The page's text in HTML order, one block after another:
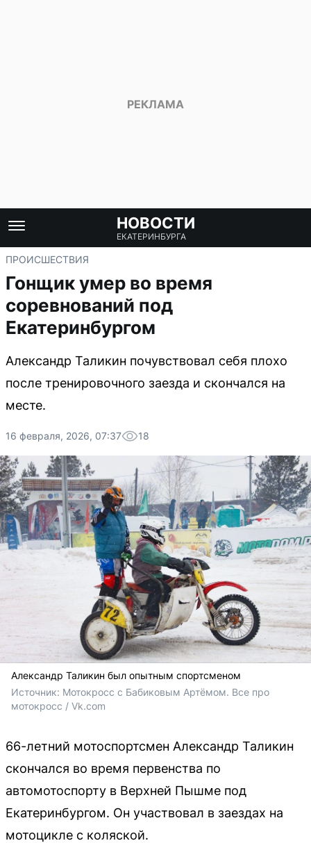
НОВОСТИ
ЕКАТЕРИНБУРГА
ПРОИСШЕСТВИЯ
Гонщик умер во время
соревнований под
Екатеринбургом
Александр Таликин почувствовал себя плохо
после тренировочного заезда и скончался на
месте.
16 февраля, 2026, 07:37 18
Александр Таликин был опытным спортсменом
Источник: Мотокросс c Бабиковым Артёмом. Все про
мотокросс / Vk.com
66-летний мотоспортсмен Александр Таликин
скончался во время первенства по
автомотоспорту в Верхней Пышме под
Екатеринбургом. Он участвовал в заездах на
мотоцикле с коляской.